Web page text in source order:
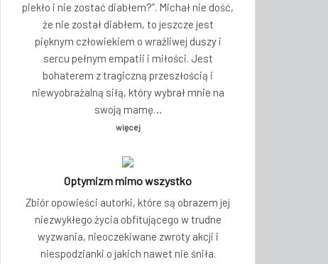
piekło i nie zostać diabłem?”. Michał nie dość,
że nie został diabłem, to jeszcze jest
pięknym człowiekiem o wrażliwej duszy i
sercu pełnym empatii i miłości. Jest
bohaterem z tragiczną przeszłością i
niewyobrażalną siłą, który wybrał mnie na
swoją mamę…
więcej
Optymizm mimo wszystko
Zbiór opowieści autorki, które są obrazem jej
niezwykłego życia obfitującego w trudne
wyzwania, nieoczekiwane zwroty akcji i
niespodzianki o jakich nawet nie śniła.